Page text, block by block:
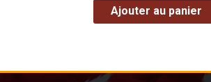
Ajouter au panier